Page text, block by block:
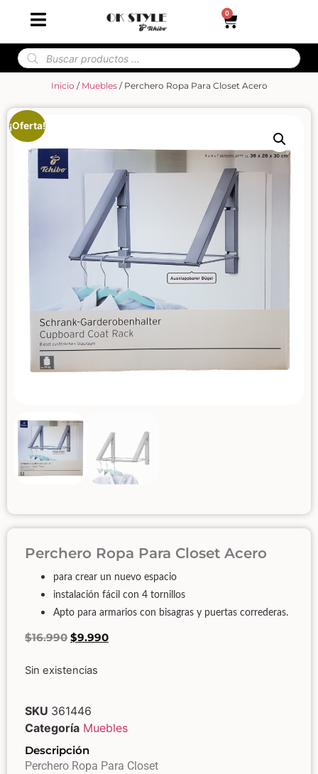
0
Inicio / Muebles/ Perchero Ropa Para Closet Acero
¡Oferta!
Perchero Ropa Para Closet Acero
para crear un nuevo espacio
instalación fácil con 4 tornillos
Apto para armarios con bisagras y puertas correderas.
$16.990 $9.990
Sin existencias
SKU 361446
Categoría Muebles
Descripción
Perchero Ropa Para Closet